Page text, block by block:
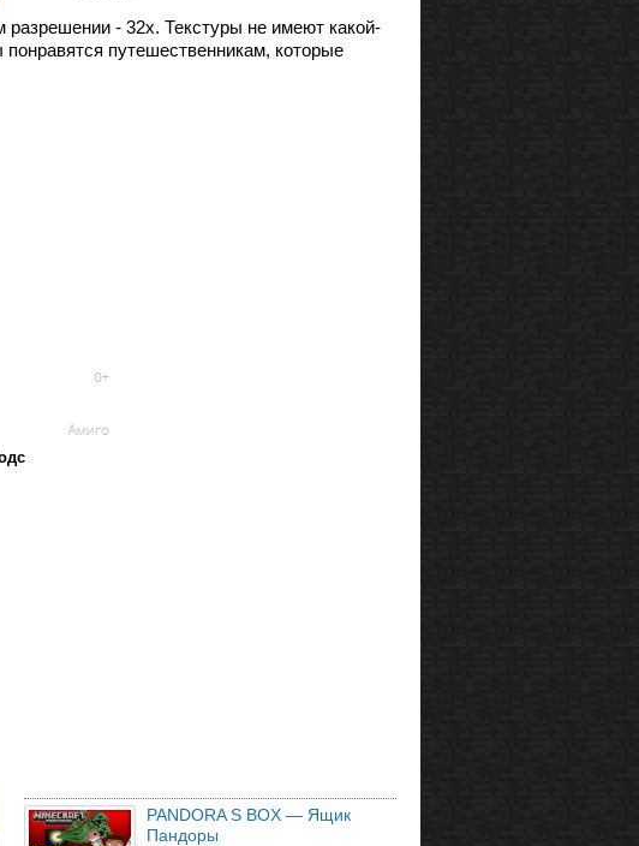
разрешении - 32х. Текстуры не имеют какой-
путешественникам, которые
PANDORA S BOX — Ящик
Пандоры